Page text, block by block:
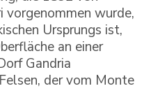
vorgenommen wurde,
Ursprungs ist,
an einer
Gandria
der vom Monte